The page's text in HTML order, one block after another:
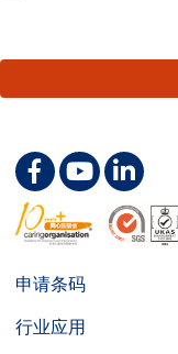
Footer
Site
申请条码
GS1条码
行业应用